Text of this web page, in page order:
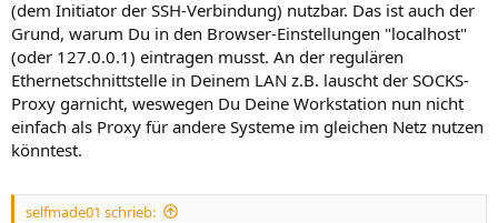
(dem Initiator der SSH-Verbindung) nutzbar. Das ist auch der
Grund, warum Du in den Browser-Einstellungen "localhost"
(oder 127.0.0.1) eintragen musst. An der regulären
Ethernetschnittstelle in Deinem LAN z.B. lauscht der SOCKS-
Proxy garnicht, weswegen Du Deine Workstation nun nicht
einfach als Proxy für andere Systeme im gleichen Netz nutzen
könntest.
selfmade01 schrieb: